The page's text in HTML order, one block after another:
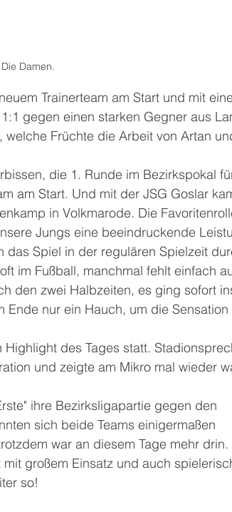
Die Damen.
Trainerteam am Start und mit
gegen einen starken Gegner aus
Früchte die Arbeit von Artan
die 1. Runde im Bezirkspokal
am Start. Und mit der JSG Goslar
in Volkmarode. Die
Jungs eine beeindruckende
Spiel in der regulären Spielzeit
im Fußball, manchmal fehlt einfach
den zwei Halbzeiten, es ging sofort
nur ein Hauch, um die Sensation
des Tages statt.
und zeigte am Mikro mal wieder
ihre Bezirksligapartie gegen den
sich beide Teams einigermaßen
war an diesem Tage mehr drin.
großem Einsatz und auch
so!